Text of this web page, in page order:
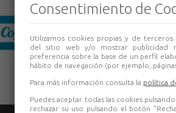
Consentimiento de
Utilizamos cookies propias y de terceros
del sitio web y/o mostrar publicidad
preferencia sobre la base de un perfil
hábito de navegación (por ejemplo,
Para más información consulta la política
Puedes aceptar todas las cookies
rechazar su uso pulsando el botón